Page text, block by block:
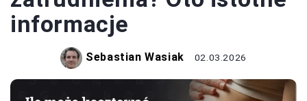
informacje
Sebastian Wasiak 02.03.2026